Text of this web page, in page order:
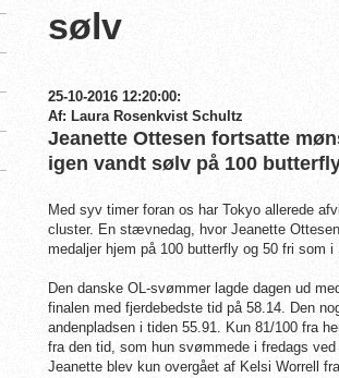
sølv
25-10-2016 12:20:00:
Af: Laura Rosenkvist Schultz
Jeanette Ottesen fortsatte
igen vandt sølv på 100
Med syv timer foran os har Tokyo allerede
cluster. En stævnedag, hvor Jeanette
medaljer hjem på 100 butterfly og 50 fri som
Den danske OL-svømmer lagde dagen ud
finalen med fjerdebedste tid på 58.14. Den
andenpladsen i tiden 55.91. Kun 81/100 fra
fra den tid, som hun svømmede i fredags
Jeanette blev kun overgået af Kelsi Worrell